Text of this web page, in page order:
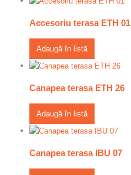
Accesoriu terasa ETH 01
Adaugă în listă
Canapea terasa ETH 26
Adaugă în listă
Canapea terasa IBU 07